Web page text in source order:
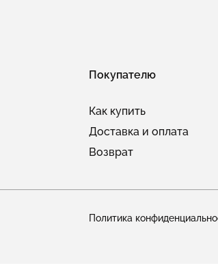
Покупателю
Как купить
Доставка и оплата
Возврат
Политика